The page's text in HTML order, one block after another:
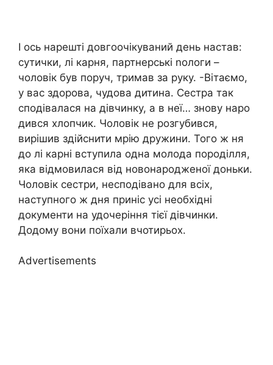
І ось нарешті довгоочікуваний день настав:
сутички, лі карня, партнерські nологи –
чоловік був поруч, тримав за руку. -Вітаємо,
у вас здорова, чудова дитина. Сестра так
сподівалася на дівчинку, а в неї… знову наро
дився хлопчик. Чоловік не розгубився,
вирішив здійснити мрію дружини. Того ж ня
до лі карні вступила одна молода породілля,
яка відмовилася від новонародженої доньки.
Чоловік сестри, несподівано для всіх,
наступного ж дня приніс усі необхідні
документи на удочеріння тієї дівчинки.
Додому вони поїхали вчотирьох.
Advertisements